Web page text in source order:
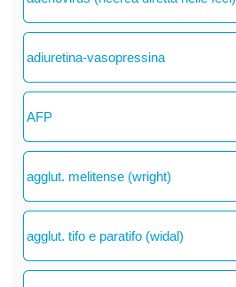
adiuretina-vasopressina
AFP
agglut. melitense (wright)
agglut. tifo e paratifo (widal)